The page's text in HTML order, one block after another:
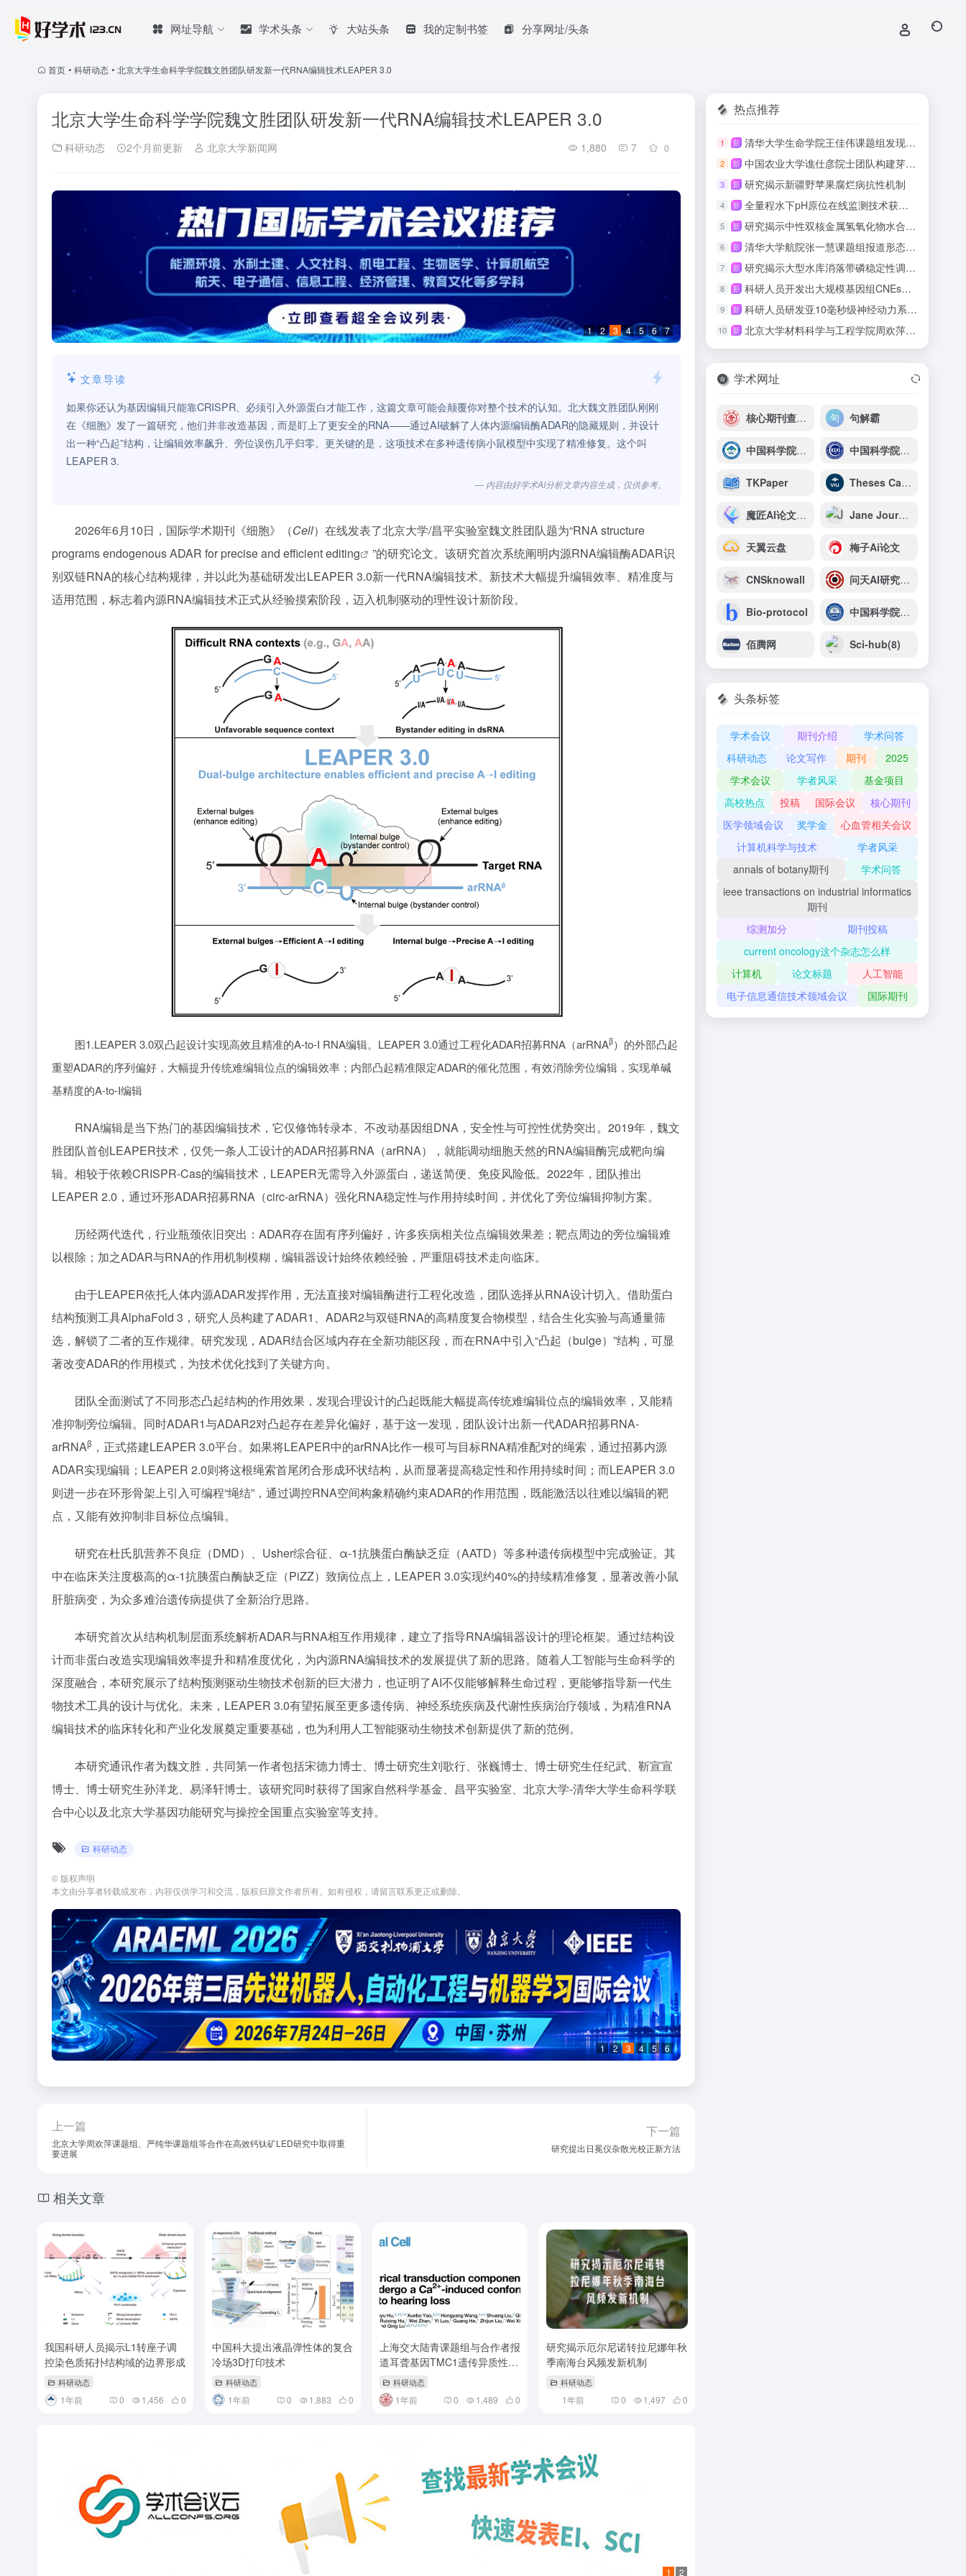
网址导航 学术头条 大站头条 我的定制书签 分享网址/头条
首页 • 科研动态 • 北京大学生命科学学院魏文胜团队研发新一代RNA编辑技术LEAPER 3.0
北京大学生命科学学院魏文胜团队研发新一代RNA编辑技术LEAPER 3.0
科研动态 2个月前更新 北京大学新闻网 1,880 7 0
1 2 3 4 5 6 7
文章导读
如果你还认为基因编辑只能靠CRISPR、必须引入外源蛋白才能工作，这篇文章可能会颠覆你对整个技术的认知。北大魏文胜团队刚刚
在《细胞》发了一篇研究，他们并非改造基因，而是盯上了更安全的RNA——通过AI破解了人体内源编辑酶ADAR的隐藏规则，并设计
出一种“凸起”结构，让编辑效率飙升、旁位误伤几乎归零。更关键的是，这项技术在多种遗传病小鼠模型中实现了精准修复。这个叫
LEAPER 3.
— 内容由好学术AI分析文章内容生成，仅供参考。
2026年6月10日，国际学术期刊《细胞》（Cell）在线发表了北京大学/昌平实验室魏文胜团队题为“RNA structure
programs endogenous ADAR for precise and efficient editing
”的研究论文。该研究首次系统阐明内源RNA编辑酶ADAR识
别双链RNA的核心结构规律，并以此为基础研发出LEAPER 3.0新一代RNA编辑技术。新技术大幅提升编辑效率、精准度与
适用范围，标志着内源RNA编辑技术正式从经验摸索阶段，迈入机制驱动的理性设计新阶段。
图1.LEAPER 3.0双凸起设计实现高效且精准的A-to-I RNA编辑。LEAPER 3.0通过工程化ADAR招募RNA（arRNAβ）的外部凸起
重塑ADAR的序列偏好，大幅提升传统难编辑位点的编辑效率；内部凸起精准限定ADAR的催化范围，有效消除旁位编辑，实现单碱
基精度的A-to-I编辑
RNA编辑是当下热门的基因编辑技术，它仅修饰转录本、不改动基因组DNA，安全性与可控性优势突出。2019年，魏文
胜团队首创LEAPER技术，仅凭一条人工设计的ADAR招募RNA（arRNA），就能调动细胞天然的RNA编辑酶完成靶向编
辑。相较于依赖CRISPR-Cas的编辑技术，LEAPER无需导入外源蛋白，递送简便、免疫风险低。2022年，团队推出
LEAPER 2.0，通过环形ADAR招募RNA（circ-arRNA）强化RNA稳定性与作用持续时间，并优化了旁位编辑抑制方案。
历经两代迭代，行业瓶颈依旧突出：ADAR存在固有序列偏好，许多疾病相关位点编辑效果差；靶点周边的旁位编辑难
以根除；加之ADAR与RNA的作用机制模糊，编辑器设计始终依赖经验，严重阻碍技术走向临床。
由于LEAPER依托人体内源ADAR发挥作用，无法直接对编辑酶进行工程化改造，团队选择从RNA设计切入。借助蛋白
结构预测工具AlphaFold 3，研究人员构建了ADAR1、ADAR2与双链RNA的高精度复合物模型，结合生化实验与高通量筛
选，解锁了二者的互作规律。研究发现，ADAR结合区域内存在全新功能区段，而在RNA中引入“凸起（bulge）”结构，可显
著改变ADAR的作用模式，为技术优化找到了关键方向。
团队全面测试了不同形态凸起结构的作用效果，发现合理设计的凸起既能大幅提高传统难编辑位点的编辑效率，又能精
准抑制旁位编辑。同时ADAR1与ADAR2对凸起存在差异化偏好，基于这一发现，团队设计出新一代ADAR招募RNA-
arRNAβ ，正式搭建LEAPER 3.0平台。如果将LEAPER中的arRNA比作一根可与目标RNA精准配对的绳索，通过招募内源
ADAR实现编辑；LEAPER 2.0则将这根绳索首尾闭合形成环状结构，从而显著提高稳定性和作用持续时间；而LEAPER 3.0
则进一步在环形骨架上引入可编程“绳结”，通过调控RNA空间构象精确约束ADAR的作用范围，既能激活以往难以编辑的靶
点，又能有效抑制非目标位点编辑。
研究在杜氏肌营养不良症（DMD）、Usher综合征、α-1抗胰蛋白酶缺乏症（AATD）等多种遗传病模型中完成验证。其
中在临床关注度极高的α-1抗胰蛋白酶缺乏症（PiZZ）致病位点上，LEAPER 3.0实现约40%的持续精准修复，显著改善小鼠
肝脏病变，为众多难治遗传病提供了全新治疗思路。
本研究首次从结构机制层面系统解析ADAR与RNA相互作用规律，建立了指导RNA编辑器设计的理论框架。通过结构设
计而非蛋白改造实现编辑效率提升和精准度优化，为内源RNA编辑技术的发展提供了新的思路。随着人工智能与生命科学的
深度融合，本研究展示了结构预测驱动生物技术创新的巨大潜力，也证明了AI不仅能够解释生命过程，更能够指导新一代生
物技术工具的设计与优化。未来，LEAPER 3.0有望拓展至更多遗传病、神经系统疾病及代谢性疾病治疗领域，为精准RNA
编辑技术的临床转化和产业化发展奠定重要基础，也为利用人工智能驱动生物技术创新提供了新的范例。
本研究通讯作者为魏文胜，共同第一作者包括宋德力博士、 博士研究生刘歌行、张巍博士、 博士研究生任纪武、靳宣宣
博士、 博士研究生孙洋龙、易泽轩博士。该研究同时获得了国家自然科学基金、昌平实验室、北京大学-清华大学生命科学联
合中心以及北京大学基因功能研究与操控全国重点实验室等支持。
科研动态
© 版权声明
本文由分享者转载或发布，内容仅供学习和交流，版权归原文作者所有。如有侵权，请留言联系更正或删除。
1 2 3 4 5 6
上一篇
北京大学周欢萍课题组、严纯华课题组等合作在高效钙钛矿LED研究中取得重
要进展
下一篇
研究提出日冕仪杂散光校正新方法
相关文章
我国科研人员揭示L1转座子调
控染色质拓扑结构域的边界形成
科研动态
1年前 0 1,456 0
中国科大提出液晶弹性体的复合
冷场3D打印技术
科研动态
1年前 0 1,883 0
上海交大陆青课题组与合作者报
道耳聋基因TMC1遗传异质性致
病机制和钙调控TMC1-CIB2复
合体构象的机理
科研动态
1年前 0 1,489 0
研究揭示厄尔尼诺转拉尼娜年秋
季南海台风频发新机制
科研动态
1年前 0 1,497 0
1 2
热点推荐
1 新 清华大学生命学院王佳伟课题组发现λ噬菌体Lom蛋白介导受体占位型超感染排斥新机制
2 新 中国农业大学谯仕彦院士团队构建芽孢杆菌农业生物制造领域大模型BaciCausalLM 可指导饲用抗菌肽生物制造
3 新 研究揭示新疆野苹果腐烂病抗性机制
4 新 全量程水下pH原位在线监测技术获进展
5 新 研究揭示中性双核金属氢氧化物水合团簇构型转换机制
6 新 清华大学航院张一慧课题组报道形态可编程、动力学可调的肌骨致动器
7 新 研究揭示大型水库消落带磷稳定性调控机制
8 新 科研人员开发出大规模基因组CNEs鉴定与进化评估新工具
9 新 科研人员研发亚10毫秒级神经动力系统存内计算芯片
10 新 北京大学材料科学与工程学院周欢萍团队在钙钛矿太阳能电池领域取得重要进展
学术网址
核心期刊查询系统 句解霸
中国科学院青海盐湖研究所 中国科学院化学研究所
TKPaper Theses Canada
魔匠AI论文写作 Jane Journal
天翼云盘 梅子Ai论文
CNSknowall 问天AI研究助手
Bio-protocol 中国科学院青岛生物能源与过程研究所
佰腾网 Sci-hub(8)
头条标签
学术会议 期刊介绍
学术问答
科研动态
论文写作 期刊
2025
学术会议
学者风采
基金项目
高校热点
投稿 国际会议
核心期刊
医学领域会议
奖学金
心血管相关会议
计算机科学与技术
学者风采
annals of botany期刊
学术问答
ieee transactions on industrial informatics
期刊
综测加分
期刊投稿
current oncology这个杂志怎么样
计算机
论文标题
人工智能
电子信息通信技术领域会议
国际期刊